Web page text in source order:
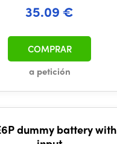
35.09 €
a petición
COMPRAR
dummy battery